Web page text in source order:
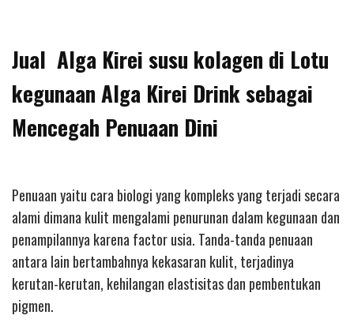
Jual Alga Kirei susu kolagen di Lotu
kegunaan Alga Kirei Drink sebagai
Mencegah Penuaan Dini
Penuaan yaitu cara biologi yang kompleks yang terjadi secara
alami dimana kulit mengalami penurunan dalam kegunaan dan
penampilannya karena factor usia. Tanda-tanda penuaan
antara lain bertambahnya kekasaran kulit, terjadinya
kerutan-kerutan, kehilangan elastisitas dan pembentukan
pigmen.